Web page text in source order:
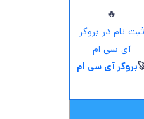
🔥
ثبت نام در بروکر
آی سی ام
بروکر آی سی ام